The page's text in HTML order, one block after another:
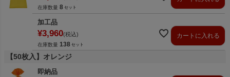
在庫数量 8
加工品
¥3,960 税込
在庫数量 138
カートに入れる
【50枚入】オレンジ
即納品